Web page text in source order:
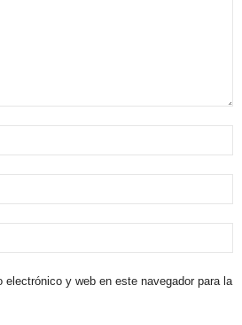
electrónico y web en este navegador para la